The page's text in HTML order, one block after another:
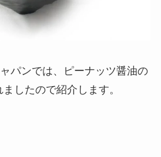
パンでは、ピーナッツ醤油の
したので紹介します。